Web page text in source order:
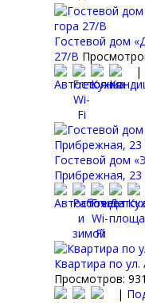
Гостевой дом
27/В
|
Гостевой дом
Прибрежная, 23
Квартира по ул.
Просмотров:
|